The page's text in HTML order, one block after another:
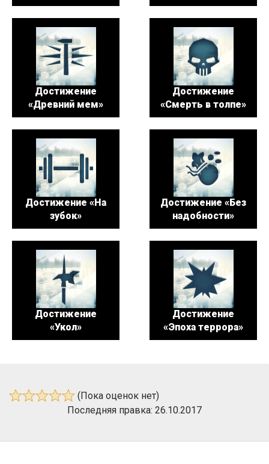
Достижение
«Древний мем»
Достижение
«Смерть в толпе»
Достижение «На
зубок»
Достижение «Без
надобности»
Достижение
«Укол»
Достижение
«Эпоха террора»
(Пока оценок нет)
Последняя правка: 26.10.2017